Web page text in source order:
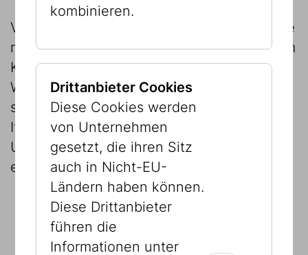
Verschiedene Blickwinkel auf diese Objekte
machen deutlich, dass die Sammlung einem
Kaleidoskop ähnelt, in dem sich (jüdische)
Weltgeschichte auf verschiedenste Weise
spiegelt. Von der Ukraine, Dänemark und
Italien bis nach Indien, Vietnam und in die
USA sind ihnen Geschichten der Migration
eingeschrieben.
kombinieren.
Drittanbieter Cookies
Diese Cookies werden
von Unternehmen
gesetzt, die ihren Sitz
auch in Nicht-EU-
Ländern haben können.
Diese Drittanbieter
führen die
Informationen unter